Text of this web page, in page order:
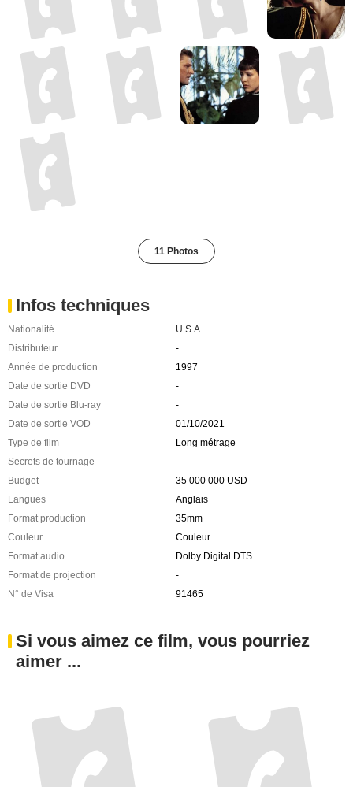
11 Photos
Infos techniques
Nationalité
U.S.A.
Distributeur
-
Année de production
1997
Date de sortie DVD
-
Date de sortie Blu-ray
-
Date de sortie VOD
01/10/2021
Type de film
Long métrage
Secrets de tournage
-
Budget
35 000 000 USD
Langues
Anglais
Format production
35mm
Couleur
Couleur
Format audio
Dolby Digital DTS
Format de projection
-
N° de Visa
91465
Si vous aimez ce film, vous pourriez
aimer ...